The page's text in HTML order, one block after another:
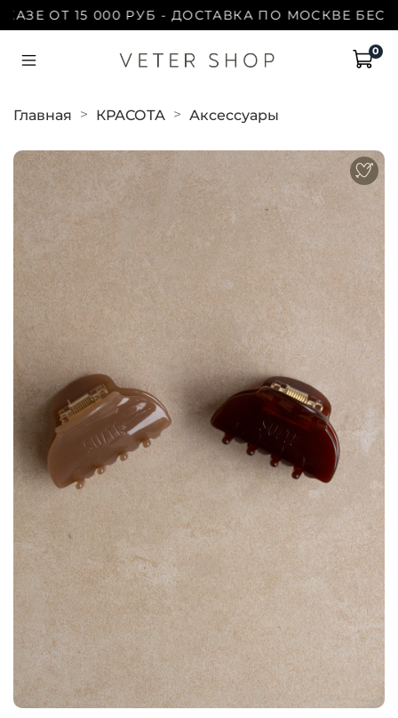
ОТ 15 000 РУБ - ДОСТАВКА ПО МОСКВЕ
0
Главная КРАСОТА Аксессуары